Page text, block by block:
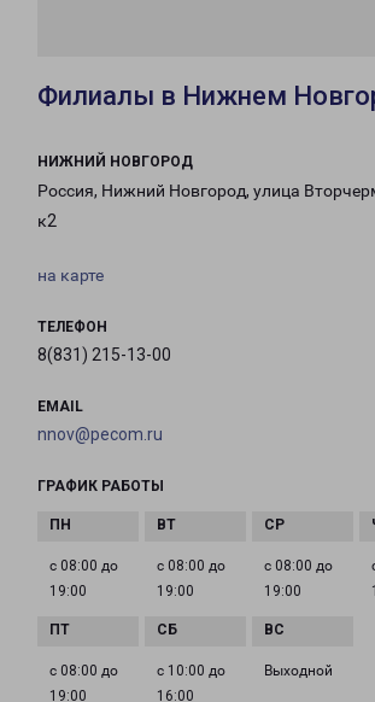
Филиалы в Нижнем
НИЖНИЙ НОВГОРОД
Россия, Нижний Новгород, улица
к2
на карте
ТЕЛЕФОН
8(831) 215-13-00
EMAIL
nnov@pecom.ru
ГРАФИК РАБОТЫ
с 08:00 до
19:00
с 08:00 до
19:00
с 08:00 до
19:00
с 08:00 до
19:00
с 10:00 до
16:00
Выходной